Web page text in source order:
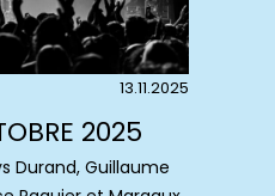
13.11.2025
2025
Durand, Guillaume